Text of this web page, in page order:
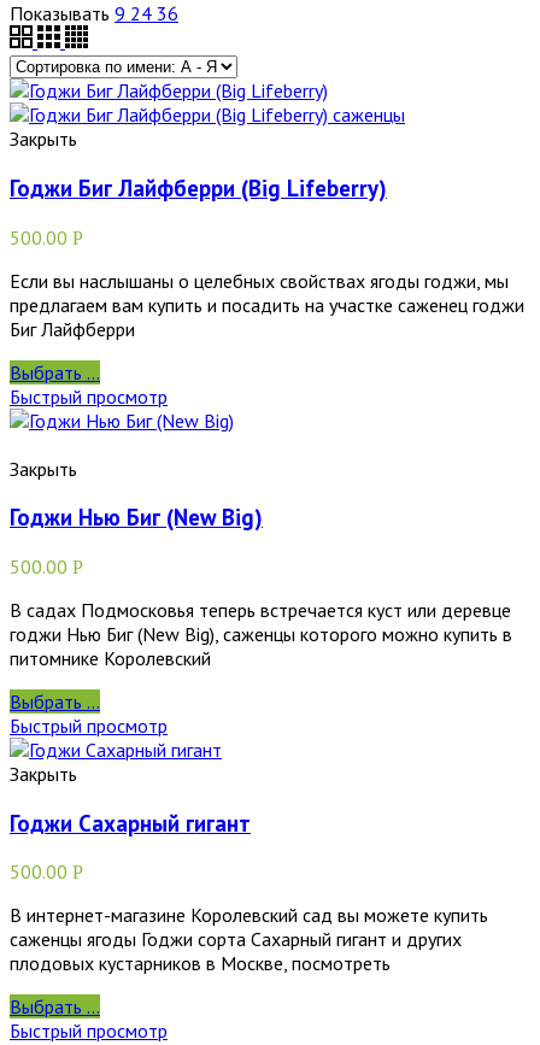
Показывать 9 24 36
Закрыть
Годжи Биг Лайфберри (Big Lifeberry)
500.00 Р
Если вы наслышаны о целебных свойствах ягоды годжи, мы
предлагаем вам купить и посадить на участке саженец годжи
Биг Лайфберри
Выбрать ...
Быстрый просмотр
Закрыть
Годжи Нью Биг (New Big)
500.00 Р
В садах Подмосковья теперь встречается куст или деревце
годжи Нью Биг (New Big), саженцы которого можно купить в
питомнике Королевский
Выбрать ...
Быстрый просмотр
Закрыть
Годжи Сахарный гигант
500.00 Р
В интернет-магазине Королевский сад вы можете купить
саженцы ягоды Годжи сорта Сахарный гигант и других
плодовых кустарников в Москве, посмотреть
Выбрать ...
Быстрый просмотр